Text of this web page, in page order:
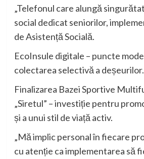
„Telefonul care alungă
social dedicat seniorilor,
de Asistență Socială.
EcoInsule digitale – puncte
colectarea selectivă a deșeurilor.
Finalizarea Bazei Sportive
„Siretul” – investiție pentru
și a unui stil de viață activ.
„Mă implic personal în fiecare
cu atenție ca implementarea să